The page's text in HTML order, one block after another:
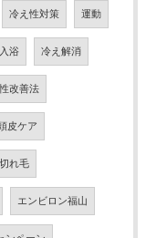
冷え性対策 運動
入浴 冷え解消
改善法
皮ケア
切れ毛
エンビロン福山